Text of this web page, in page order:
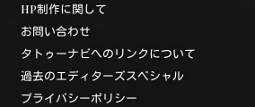
HP制作に関して
お問い合わせ
タトゥーナビへのリンクについて
過去のエディターズスペシャル
プライバシーポリシー